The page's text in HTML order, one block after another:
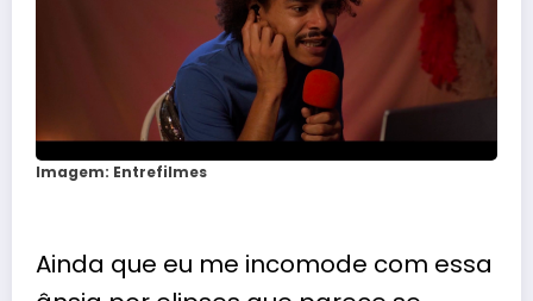
Imagem: Entrefilmes
Ainda que eu me incomode com essa